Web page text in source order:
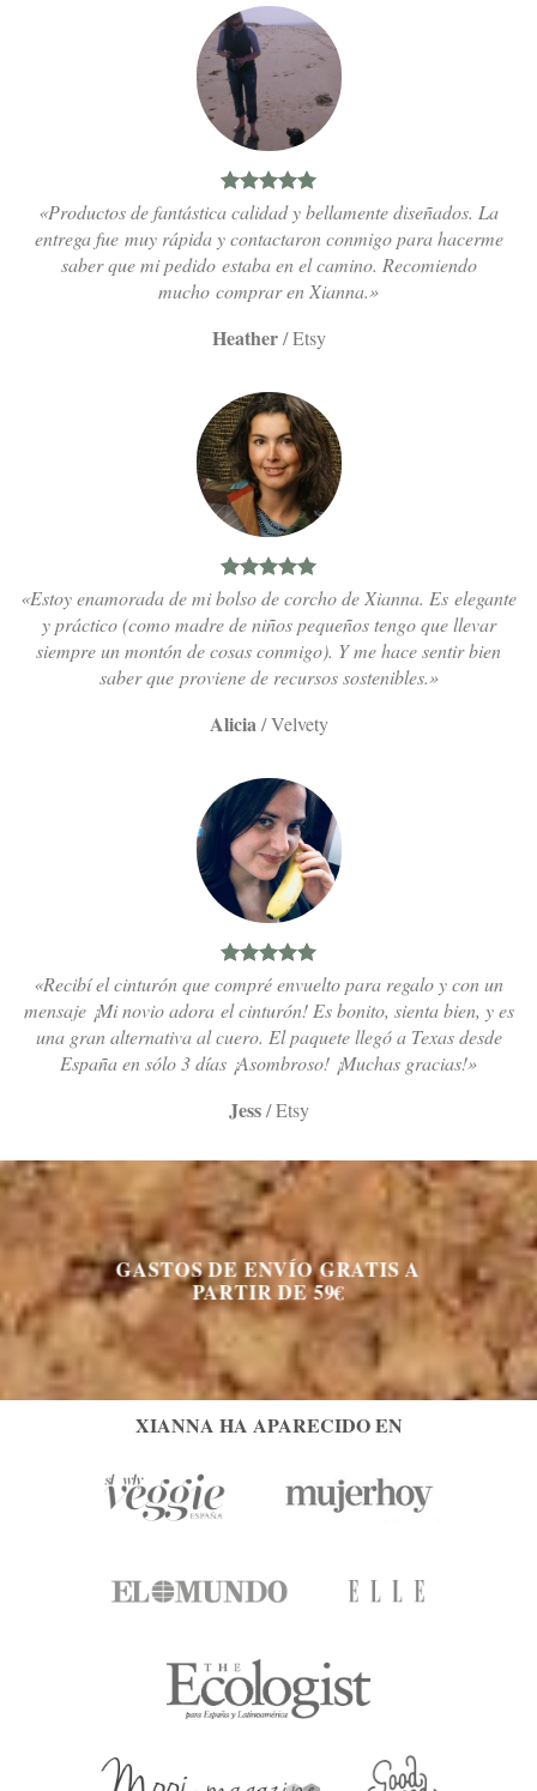
«Productos de fantástica calidad y bellamente diseñados. La
entrega fue muy rápida y contactaron conmigo para hacerme
saber que mi pedido estaba en el camino. Recomiendo
mucho comprar en Xianna.»
Heather /Etsy
«Estoy enamorada de mi bolso de corcho de Xianna. Es elegante
y práctico (como madre de niños pequeños tengo que llevar
siempre un montón de cosas conmigo). Y me hace sentir bien
saber que proviene de recursos sostenibles.»
Alicia /Velvety
«Recibí el cinturón que compré envuelto para regalo y con un
mensaje ¡Mi novio adora el cinturón! Es bonito, sienta bien, y es
una gran alternativa al cuero. El paquete llegó a Texas desde
España en sólo 3 días ¡Asombroso! ¡Muchas gracias!»
Jess /Etsy
GASTOS DE ENVÍO GRATIS A
PARTIR DE 59€
XIANNA HA APARECIDO EN